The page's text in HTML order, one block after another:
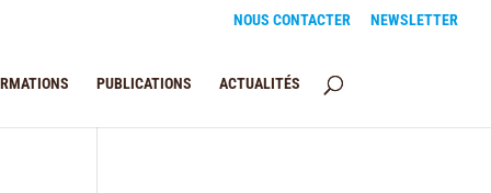
NOUS CONTACTER NEWSLETTER
PUBLICATIONS ACTUALITÉS